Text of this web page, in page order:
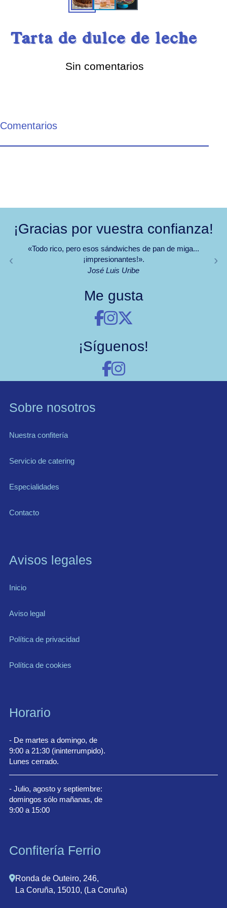
Tarta de dulce de leche
Sin comentarios
Comentarios
¡Gracias por vuestra confianza!
‹
«Todo rico, pero esos sándwiches de pan de miga...
¡impresionantes!».
José Luis Uribe
›
Me gusta
¡Síguenos!
Sobre nosotros
Nuestra confitería
Servicio de catering
Especialidades
Contacto
Avisos legales
Inicio
Aviso legal
Política de privacidad
Política de cookies
Horario
- De martes a domingo, de
9:00 a 21:30 (ininterrumpido).
Lunes cerrado.
- Julio, agosto y septiembre:
domingos sólo mañanas, de
9:00 a 15:00
Confitería Ferrio
Ronda de Outeiro, 246,
La Coruña, 15010, (La Coruña)